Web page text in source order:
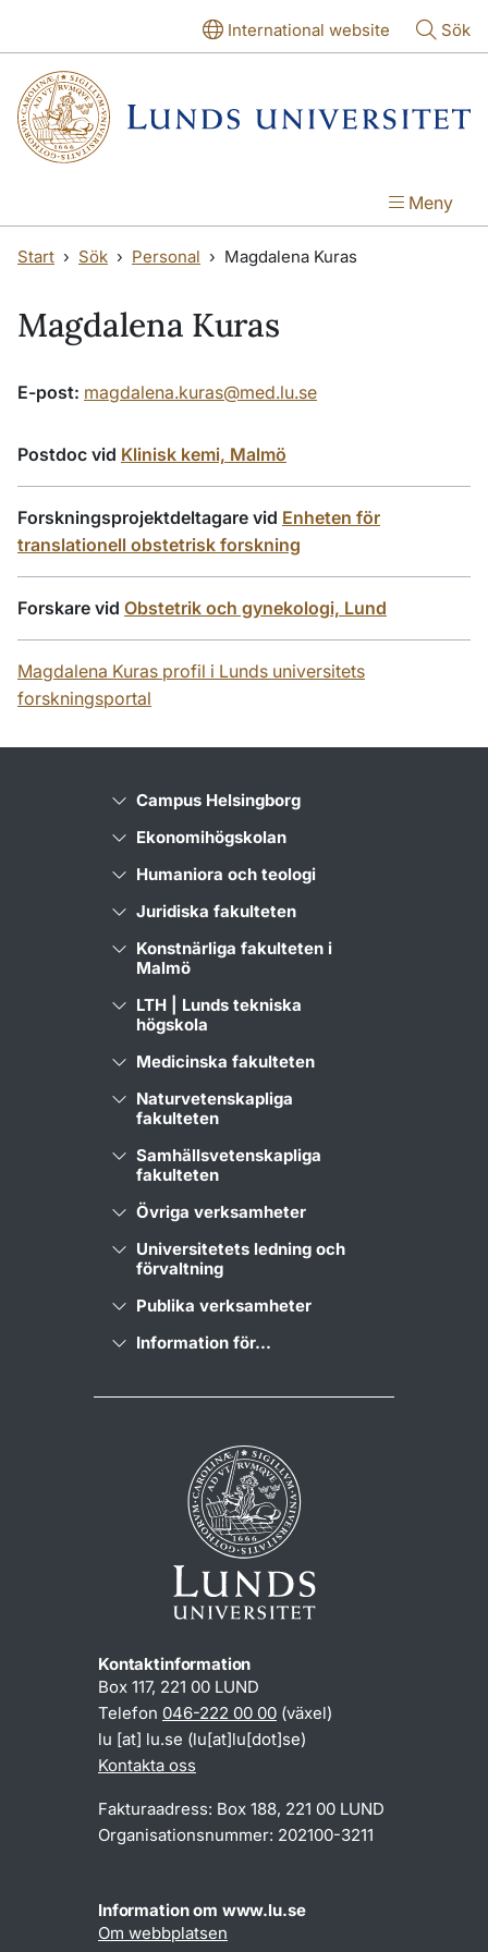
International website Sök
Meny
Start Sök Personal Magdalena Kuras
Magdalena Kuras
E-post: magdalena.kuras@med.lu.se
Postdoc vid Klinisk kemi, Malmö
Forskningsprojektdeltagare vid Enheten för
translationell obstetrisk forskning
Forskare vid Obstetrik och gynekologi, Lund
Magdalena Kuras profil i Lunds universitets
forskningsportal
Campus Helsingborg
Ekonomihögskolan
Humaniora och teologi
Juridiska fakulteten
Konstnärliga fakulteten i
Malmö
LTH | Lunds tekniska
högskola
Medicinska fakulteten
Naturvetenskapliga
fakulteten
Samhällsvetenskapliga
fakulteten
Övriga verksamheter
Universitetets ledning och
förvaltning
Publika verksamheter
Information för...
Kontaktinformation
Box 117, 221 00 LUND
Telefon 046-222 00 00 (växel)
lu [at] lu.se (lu[at]lu[dot]se)
Kontakta oss
Fakturaadress: Box 188, 221 00 LUND
Organisationsnummer: 202100-3211
Information om www.lu.se
Om webbplatsen